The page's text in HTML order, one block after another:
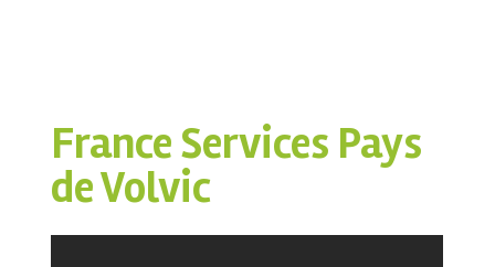
France Services Pays
de Volvic